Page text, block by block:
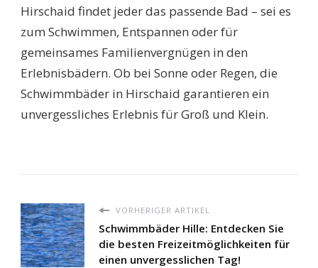
Hirschaid findet jeder das passende Bad – sei es
zum Schwimmen, Entspannen oder für
gemeinsames Familienvergnügen in den
Erlebnisbädern. Ob bei Sonne oder Regen, die
Schwimmbäder in Hirschaid garantieren ein
unvergessliches Erlebnis für Groß und Klein.
VORHERIGER ARTIKEL
Schwimmbäder Hille: Entdecken Sie
die besten Freizeitmöglichkeiten für
einen unvergesslichen Tag!